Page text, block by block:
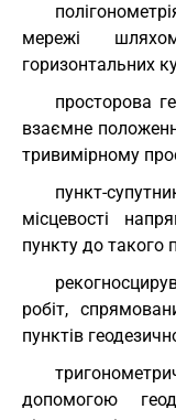
мережі
горизонтальних
просторова
взаємне
тривимірному
пункт-
місцевості
пункту до такого
робіт,
пунктів
допомогою